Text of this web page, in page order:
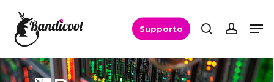
Skip
main
content
Supporto search